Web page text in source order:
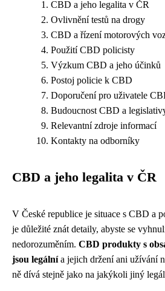
CBD a jeho legalita v ČR
Ovlivnění testů na drogy
CBD a řízení motorových
Použití CBD policisty
Výzkum CBD a jeho účinků
Postoj policie k CBD
Doporučení pro uživatele
Budoucnost CBD a
Relevantní zdroje informací
Kontakty na odborníky
CBD a jeho legalita v ČR
V České republice je situace s CBD a
je důležité znát detaily, abyste se
nedorozuměním. CBD produkty s
jsou legálnía jejich držení ani užívání
ně dívá stejně jako na jakýkoli jiný